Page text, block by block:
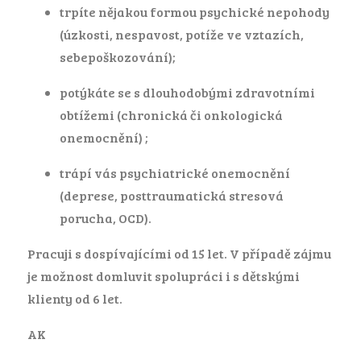
trpíte nějakou formou psychické nepohody
(úzkosti, nespavost, potíže ve vztazích,
sebepoškozování);
potýkáte se s dlouhodobými zdravotními
obtížemi (chronická či onkologická
onemocnění) ;
trápí vás psychiatrické onemocnění
(deprese, posttraumatická stresová
porucha, OCD).
Pracuji s dospívajícími od 15 let. V případě zájmu
je možnost domluvit spolupráci i s dětskými
klienty od 6 let.
AK